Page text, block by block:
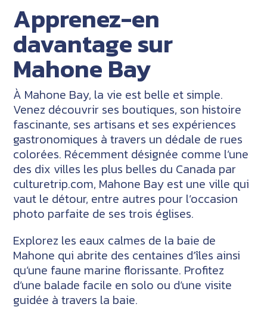
Apprenez-en
davantage sur
Mahone Bay
À Mahone Bay, la vie est belle et simple.
Venez découvrir ses boutiques, son histoire
fascinante, ses artisans et ses expériences
gastronomiques à travers un dédale de rues
colorées. Récemment désignée comme l’une
des dix villes les plus belles du Canada par
culturetrip.com, Mahone Bay est une ville qui
vaut le détour, entre autres pour l’occasion
photo parfaite de ses trois églises.
Explorez les eaux calmes de la baie de
Mahone qui abrite des centaines d’îles ainsi
qu’une faune marine florissante. Profitez
d’une balade facile en solo ou d’une visite
guidée à travers la baie.